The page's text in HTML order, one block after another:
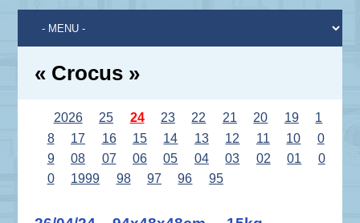
« Crocus »
2026 25 24 23 22 21 20 19
1
8
17 16 15 14 13 12 11 10
0
9
08 07 06 05 04 03 02 01
0
0
1999 98 97 96 95